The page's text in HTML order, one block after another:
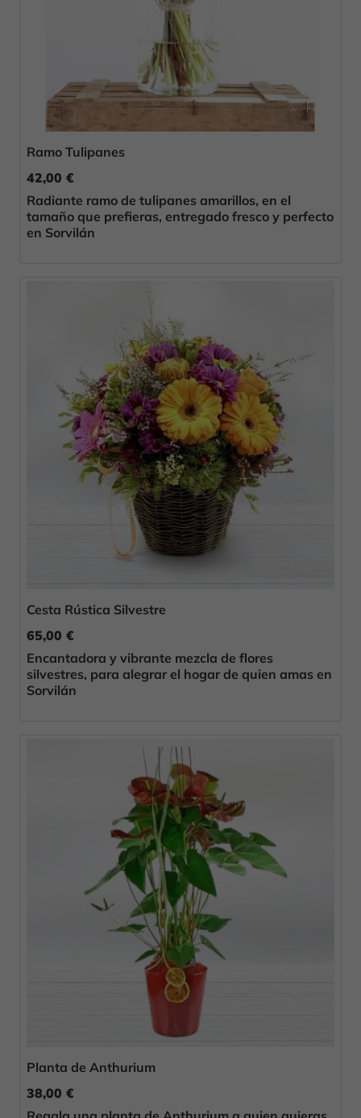
Ramo Tulipanes
42,00 €
Radiante ramo de tulipanes amarillos, en el
tamaño que prefieras, entregado fresco y perfecto
en Sorvilán
Cesta Rústica Silvestre
65,00 €
Encantadora y vibrante mezcla de flores
silvestres, para alegrar el hogar de quien amas en
Sorvilán
Planta de Anthurium
38,00 €